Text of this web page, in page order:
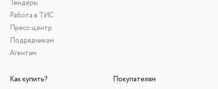
Тендеры
Работа в ТИС
Пресс-центр
Подрядчикам
Агентам
Как купить?
Покупателям